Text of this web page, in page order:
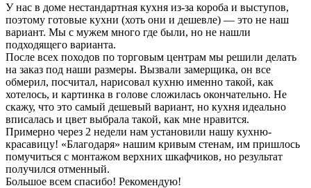
У нас в доме нестандартная кухня из-за короба и выступов,
поэтому готовые кухни (хоть они и дешевле) — это не наш
вариант. Мы с мужем много где были, но не нашли
подходящего варианта.
После всех походов по торговым центрам мы решили делать
на заказ под наши размеры. Вызвали замерщика, он все
обмерил, посчитал, нарисовал кухню именно такой, как
хотелось, и картинка в голове сложилась окончательно. Не
скажу, что это самый дешевый вариант, но кухня идеально
вписалась и цвет выбрала такой, как мне нравится.
Примерно через 2 недели нам установили нашу кухню-
красавицу! «Благодаря» нашим кривым стенам, им пришлось
помучиться с монтажом верхних шкафчиков, но результат
получился отменный.
Большое всем спасибо! Рекомендую!